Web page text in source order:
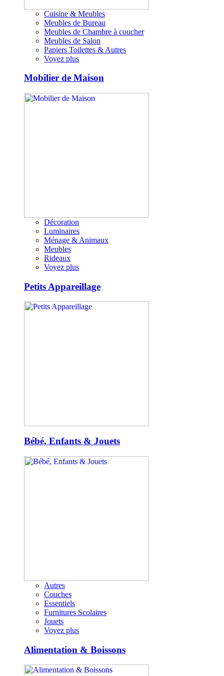
Cuisine & Meubles
Meubles de Bureau
Meubles de Chambre à coucher
Meubles de Salon
Papiers Toilettes & Autres
Voyez plus
Mobilier de Maison
Décoration
Luminaires
Ménage & Animaux
Meubles
Rideaux
Voyez plus
Petits Appareillage
Bébé, Enfants & Jouets
Autres
Couches
Essentiels
Furnitures Scolaires
Jouets
Voyez plus
Alimentation & Boissons